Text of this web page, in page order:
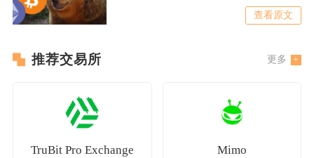
查看原文
推荐交易所 更多
TruBit Pro Exchange Mimo